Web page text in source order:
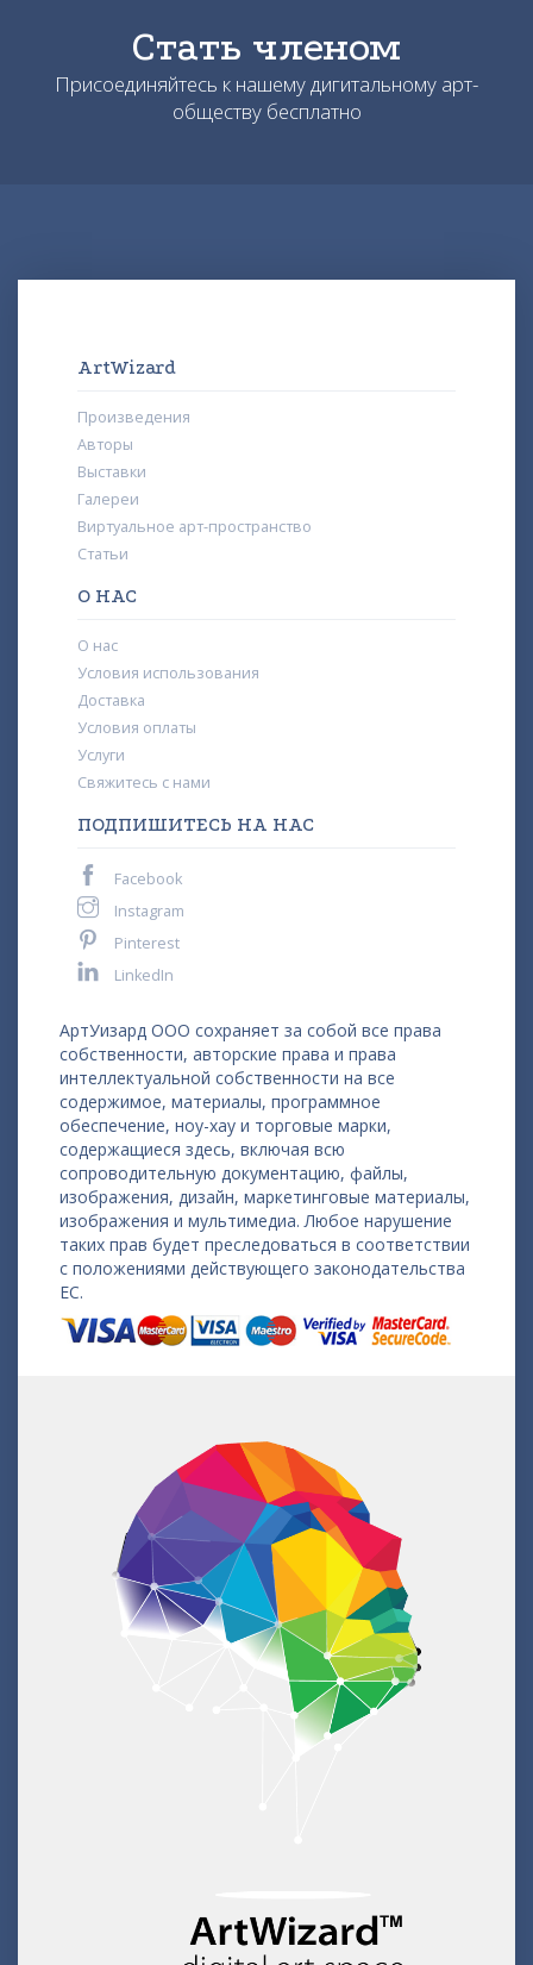
Стать членом
Присоединяйтесь к нашему дигитальному арт-
обществу бесплатно
ArtWizard
Произведения
Авторы
Выставки
Галереи
Виртуальное арт-пространство
Статьи
О НАС
О нас
Условия использования
Доставка
Условия оплаты
Услуги
Свяжитесь с нами
ПОДПИШИТЕСЬ НА НАС
Facebook
Instagram
Pinterest
LinkedIn
АртУизард ООО сохраняет за собой все права
собственности, авторские права и права
интеллектуальной собственности на все
содержимое, материалы, программное
обеспечение, ноу-хау и торговые марки,
содержащиеся здесь, включая всю
сопроводительную документацию, файлы,
изображения, дизайн, маркетинговые материалы,
изображения и мультимедиа. Любое нарушение
таких прав будет преследоваться в соответствии
с положениями действующего законодательства
ЕС.